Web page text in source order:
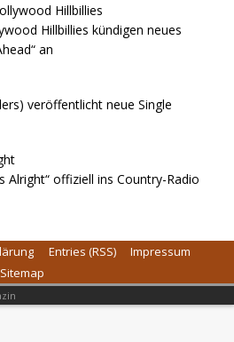
Hillbillies kündigen neues
an
veröffentlicht neue Single
Alright“ offiziell ins Country-Radio
Entries (RSS)
Impressum
Sitemap